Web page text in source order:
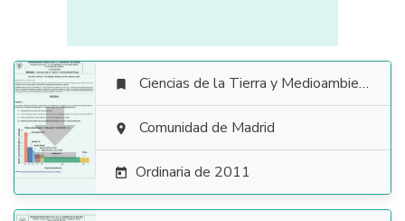

 Ciencias de la Tierra y Medioambientales
 Comunidad de Madrid
 Ordinaria de 2011